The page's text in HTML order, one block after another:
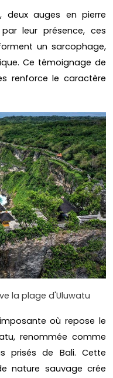
auges en pierre
leur présence, ces
un sarcophage,
Ce témoignage de
renforce le caractère
la plage d'Uluwatu
où repose le
renommée comme
prisés de Bali. Cette
nature sauvage crée